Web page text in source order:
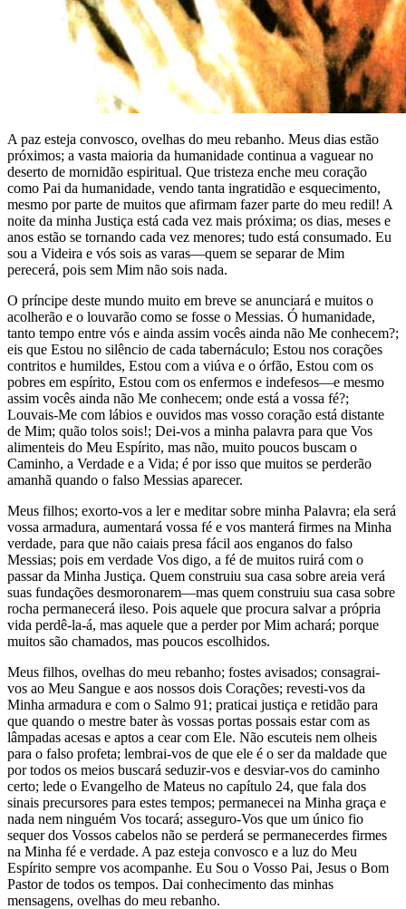
A paz esteja convosco, ovelhas do meu rebanho. Meus dias estão
próximos; a vasta maioria da humanidade continua a vaguear no
deserto de mornidão espiritual. Que tristeza enche meu coração
como Pai da humanidade, vendo tanta ingratidão e esquecimento,
mesmo por parte de muitos que afirmam fazer parte do meu redil! A
noite da minha Justiça está cada vez mais próxima; os dias, meses e
anos estão se tornando cada vez menores; tudo está consumado. Eu
sou a Videira e vós sois as varas—quem se separar de Mim
perecerá, pois sem Mim não sois nada.
O príncipe deste mundo muito em breve se anunciará e muitos o
acolherão e o louvarão como se fosse o Messias. Ó humanidade,
tanto tempo entre vós e ainda assim vocês ainda não Me conhecem?;
eis que Estou no silêncio de cada tabernáculo; Estou nos corações
contritos e humildes, Estou com a viúva e o órfão, Estou com os
pobres em espírito, Estou com os enfermos e indefesos—e mesmo
assim vocês ainda não Me conhecem; onde está a vossa fé?;
Louvais-Me com lábios e ouvidos mas vosso coração está distante
de Mim; quão tolos sois!; Dei-vos a minha palavra para que Vos
alimenteis do Meu Espírito, mas não, muito poucos buscam o
Caminho, a Verdade e a Vida; é por isso que muitos se perderão
amanhã quando o falso Messias aparecer.
Meus filhos; exorto-vos a ler e meditar sobre minha Palavra; ela será
vossa armadura, aumentará vossa fé e vos manterá firmes na Minha
verdade, para que não caiais presa fácil aos enganos do falso
Messias; pois em verdade Vos digo, a fé de muitos ruirá com o
passar da Minha Justiça. Quem construiu sua casa sobre areia verá
suas fundações desmoronarem—mas quem construiu sua casa sobre
rocha permanecerá ileso. Pois aquele que procura salvar a própria
vida perdê-la-á, mas aquele que a perder por Mim achará; porque
muitos são chamados, mas poucos escolhidos.
Meus filhos, ovelhas do meu rebanho; fostes avisados; consagrai-
vos ao Meu Sangue e aos nossos dois Corações; revesti-vos da
Minha armadura e com o Salmo 91; praticai justiça e retidão para
que quando o mestre bater às vossas portas possais estar com as
lâmpadas acesas e aptos a cear com Ele. Não escuteis nem olheis
para o falso profeta; lembrai-vos de que ele é o ser da maldade que
por todos os meios buscará seduzir-vos e desviar-vos do caminho
certo; lede o Evangelho de Mateus no capítulo 24, que fala dos
sinais precursores para estes tempos; permanecei na Minha graça e
nada nem ninguém Vos tocará; asseguro-Vos que um único fio
sequer dos Vossos cabelos não se perderá se permanecerdes firmes
na Minha fé e verdade. A paz esteja convosco e a luz do Meu
Espírito sempre vos acompanhe. Eu Sou o Vosso Pai, Jesus o Bom
Pastor de todos os tempos. Dai conhecimento das minhas
mensagens, ovelhas do meu rebanho.